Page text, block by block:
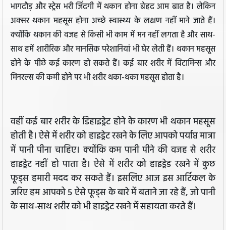
भागदौड़ और स्ट्रेस भरी जिंदगी में थकान होना बेहद आम बात है। लेकिन
अक्सर थकान महसूस होना अच्छे स्वास्थ्य के लक्षण नहीं माने जाते हैं।
क्योंकि थकान की वजह से किसी भी काम में मन नहीं लगता है और साथ-
साथ हमें शारीरिक और मानसिक परेशानियां भी घेर लेती हैं। थकान महसूस
होने के पीछे कई कारण हो सकते हैं। कई बार शरीर में विटामिन्स और
मिनरल्स की कमी होने पर भी शरीर थका-थका महसूस होता है।
वहीं कई बार शरीर के डिहाइड्रेट होने के कारण भी थकान महसूस
होती है। ऐसे में शरीर को हाइड्रेट रखने के लिए आपको पर्याप्त मात्रा
में पानी पीना चाहिए। क्योंकि कम पानी पीने की वजह से शरीर
हाइड्रेट नहीं हो पाता है। ऐसे में शरीर को हाइड्रेड रखने में कुछ
फूड्स हमारी मदद कर सकते हैं। इसलिए आज इस आर्टिकल के
जरिए हम आपको 5 ऐसे फूड्स के बारे में बताने जा रहे हैं, जो पानी
के साथ-साथ शरीर को भी हाइड्रेट रखने में सहायता करते हैं।